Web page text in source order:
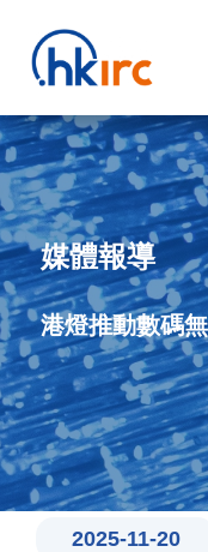
媒體報導
港燈推動數碼
2025-11-20